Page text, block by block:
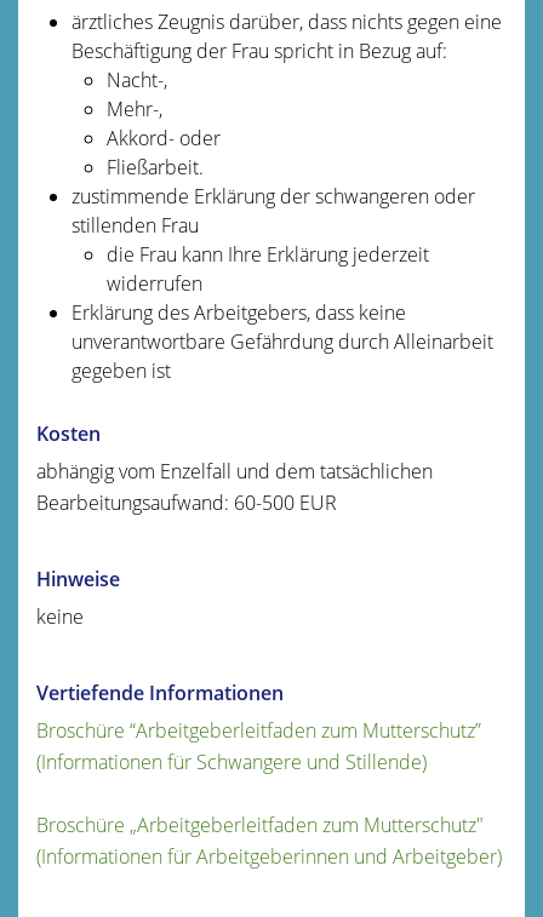
ärztliches Zeugnis darüber, dass nichts gegen eine
Beschäftigung der Frau spricht in Bezug auf:
Nacht-,
Mehr-,
Akkord- oder
Fließarbeit.
zustimmende Erklärung der schwangeren oder
stillenden Frau
die Frau kann Ihre Erklärung jederzeit
widerrufen
Erklärung des Arbeitgebers, dass keine
unverantwortbare Gefährdung durch Alleinarbeit
gegeben ist
Kosten
abhängig vom Enzelfall und dem tatsächlichen
Bearbeitungsaufwand: 60-500 EUR
Hinweise
keine
Vertiefende Informationen
Broschüre “Arbeitgeberleitfaden zum Mutterschutz”
(Informationen für Schwangere und Stillende)
Broschüre „Arbeitgeberleitfaden zum Mutterschutz"
(Informationen für Arbeitgeberinnen und Arbeitgeber)